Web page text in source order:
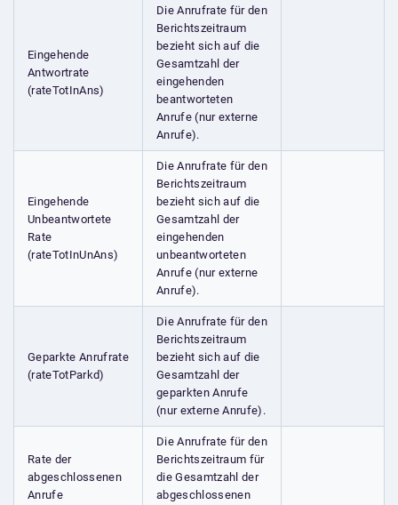
Eingehende
Antwortrate
(rateTotInAns)
Die Anrufrate für den
Berichtszeitraum
bezieht sich auf die
Gesamtzahl der
eingehenden
beantworteten
Anrufe (nur externe
Anrufe).
Eingehende
Unbeantwortete
Rate
(rateTotInUnAns)
Die Anrufrate für den
Berichtszeitraum
bezieht sich auf die
Gesamtzahl der
eingehenden
unbeantworteten
Anrufe (nur externe
Anrufe).
Geparkte Anrufrate
(rateTotParkd)
Die Anrufrate für den
Berichtszeitraum
bezieht sich auf die
Gesamtzahl der
geparkten Anrufe
(nur externe Anrufe).
Rate der
abgeschlossenen
Anrufe
Die Anrufrate für den
Berichtszeitraum für
die Gesamtzahl der
abgeschlossenen